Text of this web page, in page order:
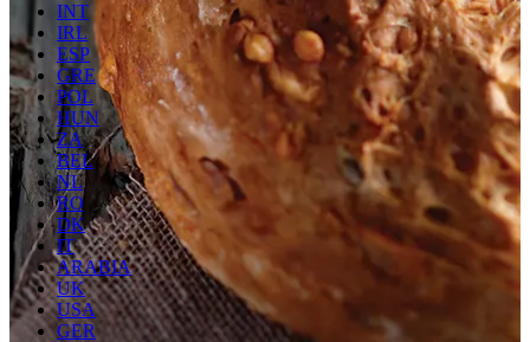
INT
IRL
ESP
GRE
POL
HUN
ZA
BEL
NL
RO
DK
IT
ARABIA
UK
USA
GER